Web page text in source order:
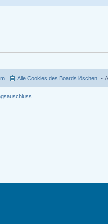
Alle Cookies des Boards löschen